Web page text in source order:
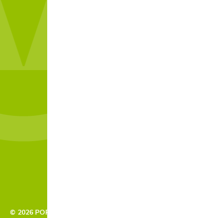
© 2026 PORTAL VALORIZZA